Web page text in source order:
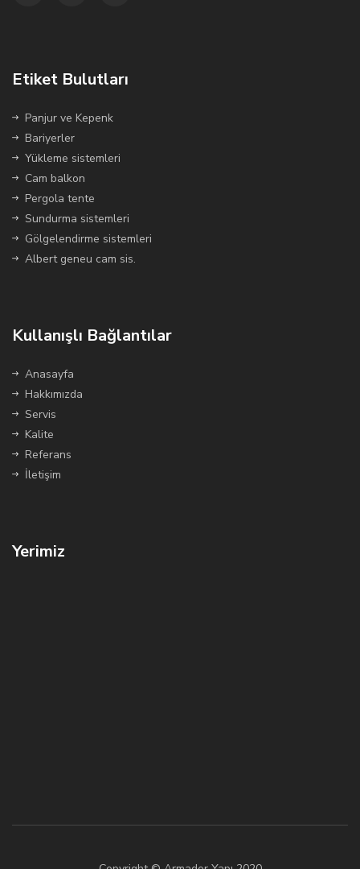
Etiket Bulutları
Panjur ve Kepenk
Bariyerler
Yükleme sistemleri
Cam balkon
Pergola tente
Sundurma sistemleri
Gölgelendirme sistemleri
Albert geneu cam sis.
Kullanışlı Bağlantılar
Anasayfa
Hakkımızda
Servis
Kalite
Referans
İletişim
Yerimiz